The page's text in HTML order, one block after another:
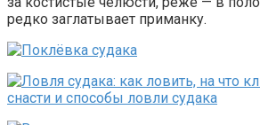
редко заглатывает приманку.